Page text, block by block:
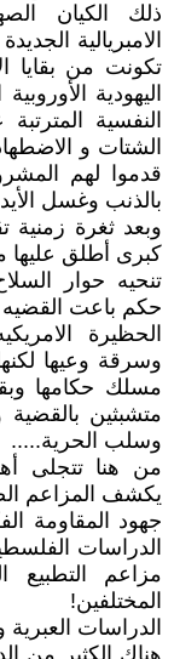
ذلك الكيان
الامبريالية
تكونت من بقايا
اليهودية
النفسية
الشتات و
قدموا لهم
بالذنب وغسل
كبرى أطلق عليها
تنحيه حوار
حكم باعت القضيه
الحظيرة
وسرقة وعيها
مسلك حكامها
متشبثين
وسلب الحرية.....
من هنا تتجلى
يكشف المزاعم
جهود المقاومة
الدراسات
مزاعم التطبيع
المختلفين!
الدراسات العبرية